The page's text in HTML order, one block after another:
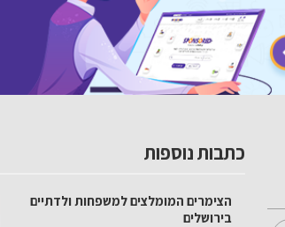
כתבות נוספות
הצימרים המומלצים למשפחות ולדתיים
בירושלים